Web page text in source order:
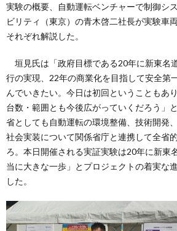
実験の概要、自動運転ベンチャーで制御シ
ビリティ（東京）の青木啓二社長が実験車
それぞれ解説した。
垣見氏は「政府目標である20年に新東名
行の実現、22年の商業化を目指して安全第
んでいきたい。今日は初回ということもあ
台数・範囲とも今後広がっていくだろう」
省としても自動運転の環境整備、技術開発
社会実装について関係省庁と連携して全省
ろ。本日開催される実証実験は20年に新東
当に大きな一歩」とプロジェクトの着実な
した。